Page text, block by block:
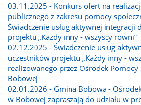
03.11.2025 - Konkurs ofert na
publicznego z zakresu pomocy
Świadczenie usług aktywnej integracji
projektu „Każdy inny - wszyscy równi”
02.12.2025 - Świadczenie usług
uczestników projektu „Każdy inny -
realizowanego przez Ośrodek Pomocy
Bobowej
02.01.2026 - Gmina Bobowa -
w Bobowej zapraszają do udziału w